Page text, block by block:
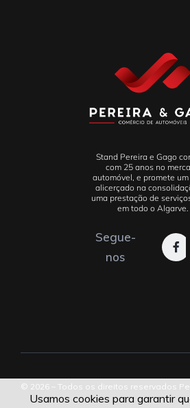
Stand Pereira e Gago
com 25 anos no
automóvel, e promete
alicerçado na
uma prestação de
em todo o Algarve.
Segue-
nos
© 2026 – Todos os direitos reservados
Usamos cookies para garantir